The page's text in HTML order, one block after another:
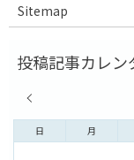
Sitemap
日 月